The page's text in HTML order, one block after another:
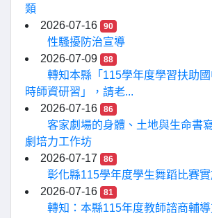
類
2026-07-16
90
性騷擾防治宣導
2026-07-09
88
轉知本縣「115學年度學習扶助
時師資研習」，請老...
2026-07-16
86
客家劇場的身體、土地與生命書
劇培力工作坊
2026-07-17
86
彰化縣115學年度學生舞蹈比賽
2026-07-16
81
轉知：本縣115年度教師諮商輔